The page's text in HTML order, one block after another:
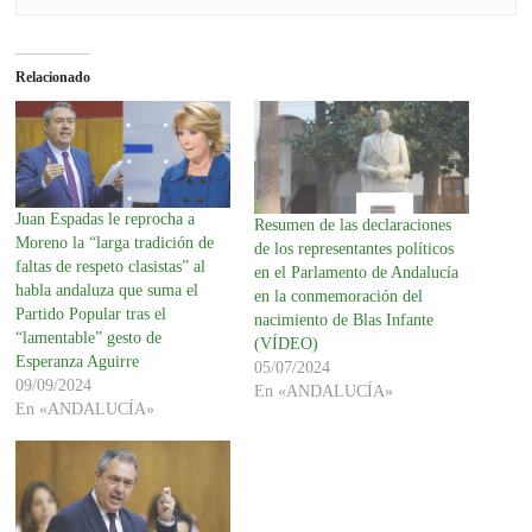
Relacionado
Juan Espadas le reprocha a
Moreno la “larga tradición de
faltas de respeto clasistas” al
habla andaluza que suma el
Partido Popular tras el
“lamentable” gesto de
Esperanza Aguirre
09/09/2024
En «ANDALUCÍA»
Resumen de las declaraciones
de los representantes políticos
en el Parlamento de Andalucía
en la conmemoración del
nacimiento de Blas Infante
(VÍDEO)
05/07/2024
En «ANDALUCÍA»